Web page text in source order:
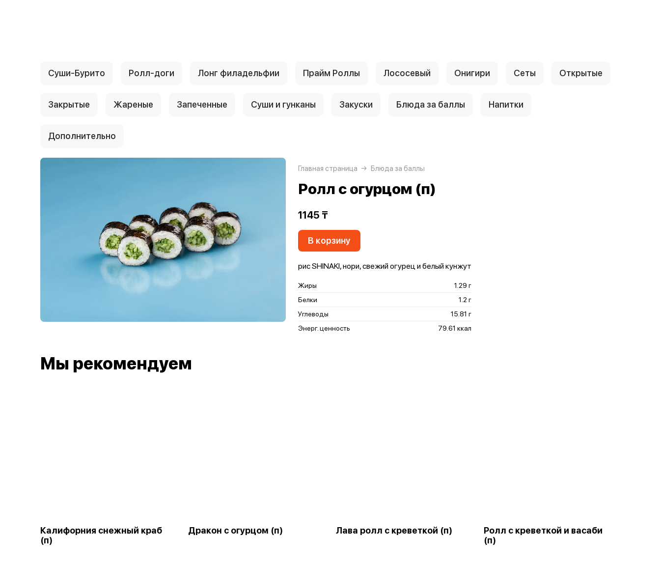
Суши-Бурито Ролл-доги Лонг филадельфии Прайм Роллы Лососевый Онигири Сеты Открытые
Закрытые Жареные Запеченные Суши и гунканы Закуски Блюда за баллы Напитки
Дополнительно
Главная страница Блюда за баллы
Ролл с огурцом (п)
1145 ₸
В корзину
рис SHINAKI, нори, свежий огурец и белый кунжут
Жиры
1.29 г
Белки
1.2 г
Углеводы
15.81 г
Энерг. ценность
79.61 ккал
Мы рекомендуем
Калифорния снежный краб
(п)
Дракон с огурцом (п) Лава ролл с креветкой (п)
Ролл с креветкой и васаби
(п)